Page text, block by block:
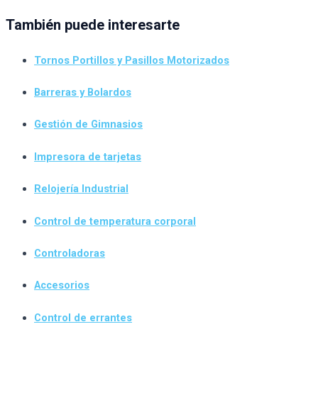
También puede interesarte
Tornos Portillos y Pasillos Motorizados
Barreras y Bolardos
Gestión de Gimnasios
Impresora de tarjetas
Relojería Industrial
Control de temperatura corporal
Controladoras
Accesorios
Control de errantes